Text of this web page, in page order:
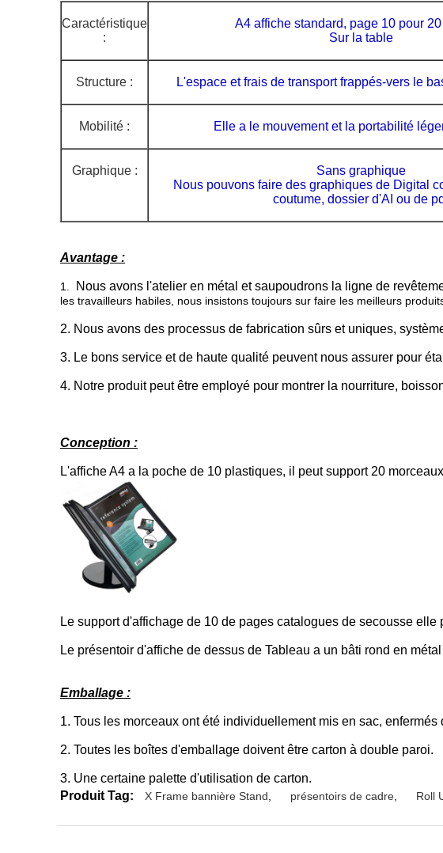
Caractéristique
:
A4 affiche standard, page 10 pour
Sur la table
Structure : L'espace et frais de transport frappés-vers le
Mobilité : Elle a le mouvement et la portabilité
Graphique :
Sans graphique
Nous pouvons faire des graphiques de Digital
coutume, dossier d'AI ou de
Avantage :
1. Nous avons l'atelier en métal et saupoudrons la ligne de
les travailleurs habiles, nous insistons toujours sur faire les meilleurs
2. Nous avons des processus de fabrication sûrs et uniques,
3. Le bons service et de haute qualité peuvent nous assurer pour
4. Notre produit peut être employé pour montrer la nourriture,
Conception :
L'affiche A4 a la poche de 10 plastiques, il peut support 20
Le support d'affichage de 10 de pages catalogues de secousse
Le présentoir d'affiche de dessus de Tableau a un bâti rond en
Emballage :
1. Tous les morceaux ont été individuellement mis en sac,
2. Toutes les boîtes d'emballage doivent être carton à double paroi.
3. Une certaine palette d'utilisation de carton.
Produit Tag:
X Frame bannière Stand présentoirs de cadre Roll